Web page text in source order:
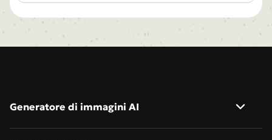
Generatore di immagini AI